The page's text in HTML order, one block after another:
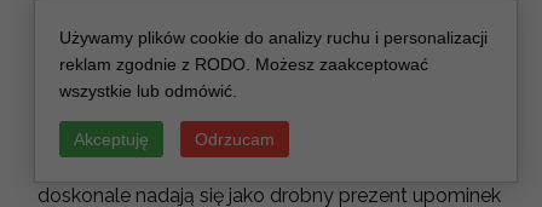
Klientów Bombka zawieszka się zawieszka na
choinkę, z możliwością wygrawerowania logo firmy
lub instytucji.
Jeżeli w firmie ważne są wartości ekologiczne to
drewniane bombki będą strzałem w dziesiątkę -
doskonale nadają się jako drobny prezent upominek
Używamy plików cookie do analizy ruchu i personalizacji
reklam zgodnie z RODO. Możesz zaakceptować
wszystkie lub odmówić.
Akceptuję Odrzucam